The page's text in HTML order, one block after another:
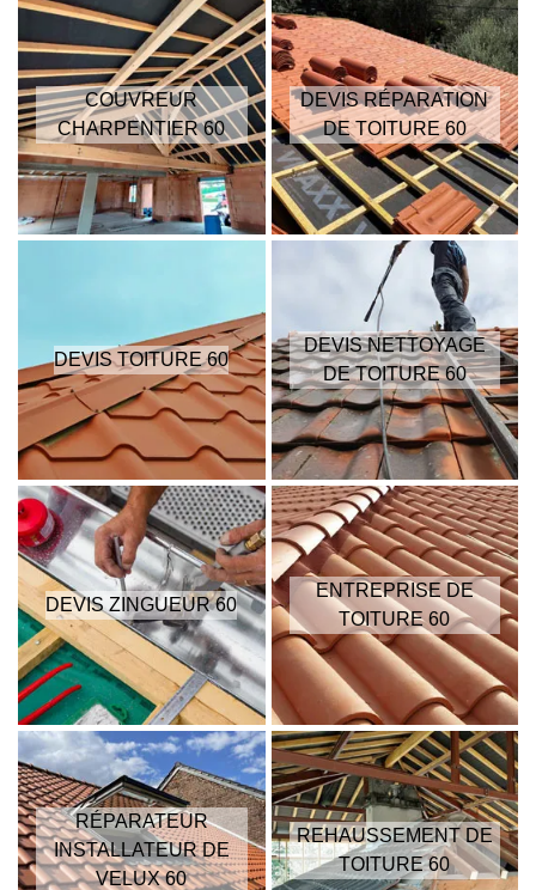
COUVREUR
CHARPENTIER 60
DEVIS RÉPARATION
DE TOITURE 60
DEVIS TOITURE 60
DEVIS NETTOYAGE
DE TOITURE 60
DEVIS ZINGUEUR 60
ENTREPRISE DE
TOITURE 60
RÉPARATEUR
INSTALLATEUR DE
VELUX 60
REHAUSSEMENT DE
TOITURE 60